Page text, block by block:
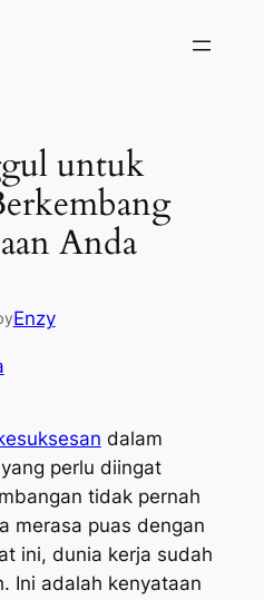
untuk
Anda
Enzy
dalam
perlu diingat
tidak pernah
merasa puas dengan
ini, dunia kerja sudah
Ini adalah kenyataan